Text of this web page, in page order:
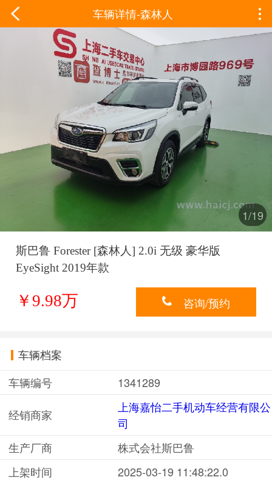
车辆详情-森林人
1/19
斯巴鲁 Forester [森林人] 2.0i 无级 豪华版
EyeSight 2019年款
￥9.98万 咨询/预约
车辆档案
车辆编号
1341289
经销商家
上海嘉怡二手机动车经营有限公
司
生产厂商
株式会社斯巴鲁
上架时间
2025-03-19 11:48:22.0